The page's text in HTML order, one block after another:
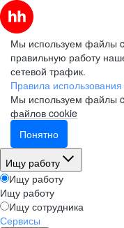
Мы используем файлы
правильную работу
сетевой трафик.
Правила
Мы используем файлы
файлов cookie
Понятно
Ищу работу
Ищу работу
Ищу работу
Ищу сотрудника
Сервисы